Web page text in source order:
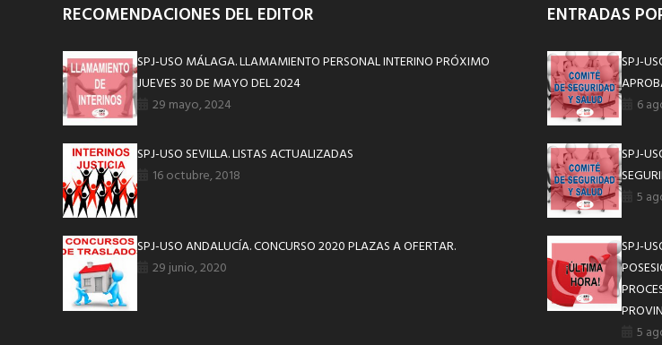
RECOMENDACIONES DEL EDITOR
SPJ-USO MÁLAGA. LLAMAMIENTO PERSONAL INTERINO PRÓXIMO
JUEVES 30 DE MAYO DEL 2024
29 mayo, 2024
SPJ-USO SEVILLA. LISTAS ACTUALIZADAS
16 octubre, 2018
SPJ-USO ANDALUCÍA. CONCURSO 2020 PLAZAS A OFERTAR.
29 junio, 2020
ENTRADAS
SPJ-
6
SPJ-
5
SPJ-
5